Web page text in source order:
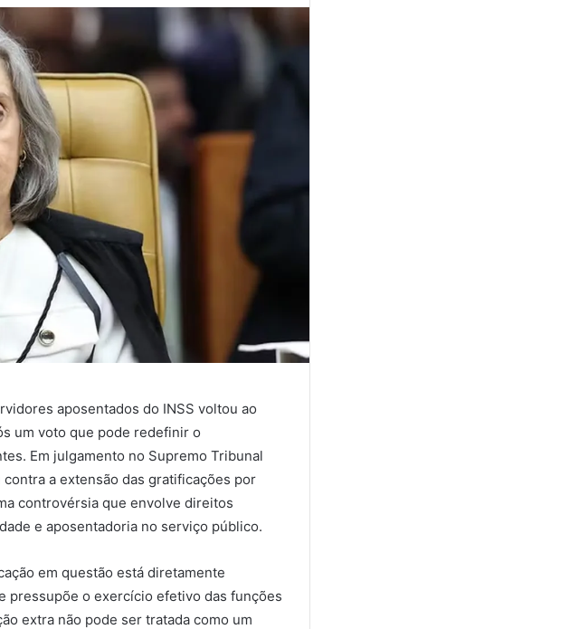
aposentados do INSS voltou ao
um voto que pode redefinir o
Em julgamento no Supremo Tribunal
a extensão das gratificações por
controvérsia que envolve direitos
e aposentadoria no serviço público.
em questão está diretamente
pressupõe o exercício efetivo das funções
extra não pode ser tratada como um